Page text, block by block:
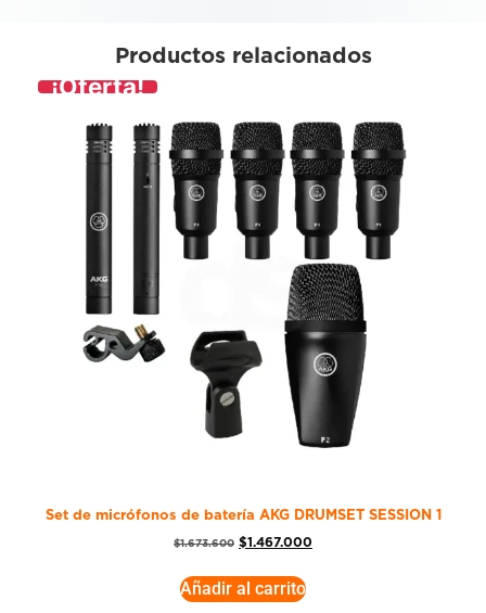
Productos relacionados
¡Oferta!
Set de micrófonos de batería AKG DRUMSET SESSION 1
$1.673.600 $1.467.000
Añadir al carrito